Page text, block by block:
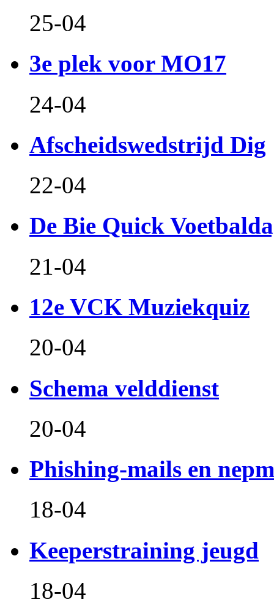
25-04
3e plek voor MO17
24-04
Afscheidswedstrijd Dig
22-04
De Bie Quick
21-04
12e VCK Muziekquiz
20-04
Schema velddienst
20-04
Phishing-mails en
18-04
Keeperstraining jeugd
18-04